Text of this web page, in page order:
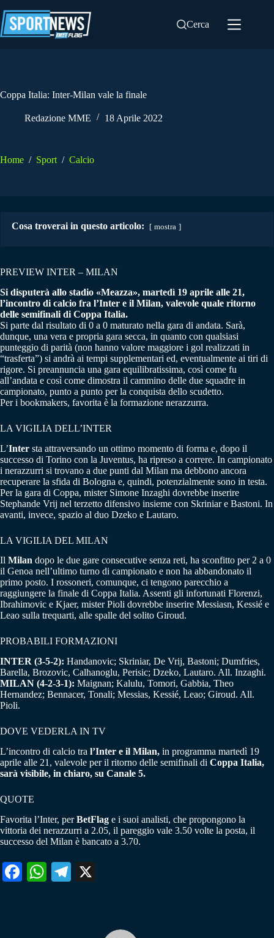
al
contenuto
Cerca
Coppa Italia: Inter-Milan vale la finale
Redazione MME 18 Aprile 2022
Home / Sport / Calcio
Cosa troverai in questo articolo: mostra
PREVIEW INTER – MILAN
Si disputerà allo stadio «Meazza», martedì 19 aprile alle 21,
l’incontro di calcio fra l’Inter e il Milan, valevole quale ritorno
delle semifinali di Coppa Italia.
Si parte dal risultato di 0 a 0 maturato nella gara di andata. Sarà,
dunque, una vera e propria gara secca, in quanto con qualsiasi
punteggio di parità (non hanno valore maggiore i gol realizzati in
“trasferta”) si andrà ai tempi supplementari ed, eventualmente ai tiri di
rigore. Si preannuncia una gara equilibratissima, così come fu
all’andata e così come dimostra il cammino delle due squadre in
campionato, punto a punto per la conquista dello scudetto.
Per i bookmakers, favorita è la formazione nerazzurra.
LA VIGILIA DELL’INTER
L’Inter sta attraversando un ottimo momento di forma e, dopo il
successo di Torino con la Juventus, ha ripreso a correre. In campionato
i nerazzurri si trovano a due punti dal Milan ma debbono ancora
recuperare la sfida di Bologna e, quindi, potenzialmente sono in testa.
Per la gara di Coppa, mister Simone Inzaghi dovrebbe inserire
Stephande Vrij nel terzetto difensivo insieme con Skriniar e Bastoni. In
avanti, invece, spazio al duo Dzeko e Lautaro.
LA VIGILIA DEL MILAN
Il Milan dopo le due gare consecutive senza reti, ha sconfitto per 2 a 0
il Genoa nell’ultimo turno di campionato e non ha abbandonato il
primo posto. I rossoneri, comunque, ci tengono parecchio a
raggiungere la finale di Coppa Italia. Assenti gli infortunati Florenzi,
Ibrahimovic e Kjaer, mister Pioli dovrebbe inserire Messiasn, Kessié e
Leao sulla trequarti, alle spalle del solito Giroud.
PROBABILI FORMAZIONI
INTER (3-5-2): Handanovic; Skriniar, De Vrij, Bastoni; Dumfries,
Barella, Brozovic, Calhanoglu, Perisic; Dzeko, Lautaro. All. Inzaghi.
MILAN (4-2-3-1): Maignan; Kalulu, Tomori, Gabbia, Theo
Hernandez; Bennacer, Tonali; Messias, Kessié, Leao; Giroud. All.
Pioli.
DOVE VEDERLA IN TV
L’incontro di calcio tra l’Inter e il Milan, in programma martedì 19
aprile alle 21, valevole per il ritorno delle semifinali di Coppa Italia,
sarà visibile, in chiaro, su Canale 5.
QUOTE
Favorita l’Inter, perBetFlag e i suoi analisti, che propongono la
vittoria dei nerazzurri a 2.05, il pareggio vale 3.50 volte la posta, il
successo del Milan è bancato a 3.70.
Fa W
Te